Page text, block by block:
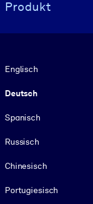
Produkt
Englisch
Deutsch
Spanisch
Russisch
Chinesisch
Portugiesisch